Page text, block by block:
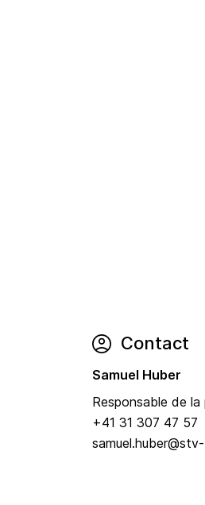
Contact
Samuel Huber
Responsable de la
+41 31 307 47 57